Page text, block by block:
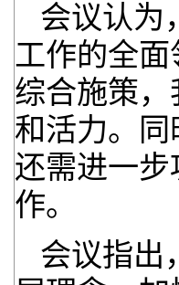
会议认为
工作的全
综合施策
和活力。
还需进一
作。
会议指出